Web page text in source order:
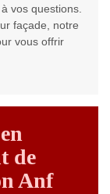
vos questions.
façade, notre
vous offrir
de
Anf